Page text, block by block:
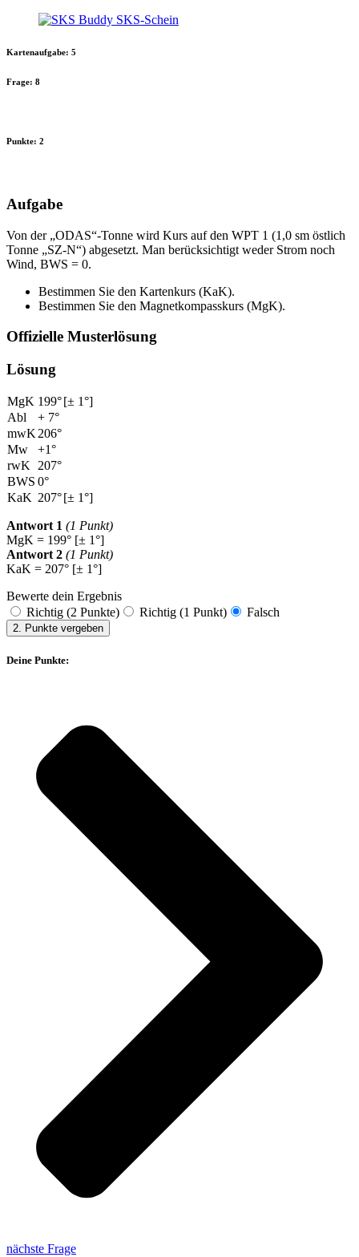
springen
Kartenaufgabe: 5
Frage: 8
Punkte: 2
Aufgabe
Von der „ODAS“-Tonne wird Kurs auf den WPT 1 (1,0 sm östlich
Tonne „SZ-N“) abgesetzt. Man berücksichtigt weder Strom noch
Wind, BWS = 0.
Bestimmen Sie den Kartenkurs (KaK).
Bestimmen Sie den Magnetkompasskurs (MgK).
Offizielle Musterlösung
Lösung
MgK 199°[± 1°]
Abl
+ 7°
mwK 206°
Mw
+1°
rwK
207°
BWS 0°
KaK 207°[± 1°]
Antwort 1 (1 Punkt)
MgK = 199° [± 1°]
Antwort 2 (1 Punkt)
KaK = 207° [± 1°]
Bewerte dein Ergebnis
Richtig (2 Punkte)
Richtig (1 Punkt) Falsch
2. Punkte vergeben
Deine Punkte:
nächste Frage